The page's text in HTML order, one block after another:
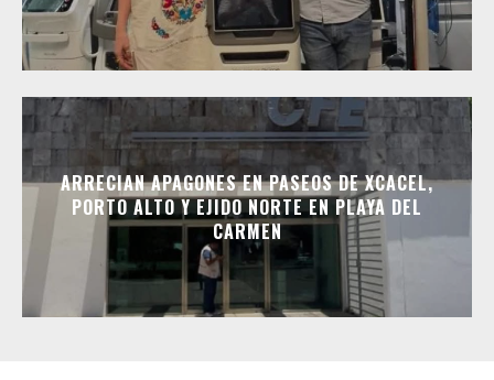
ARRECIAN APAGONES EN PASEOS DE XCACEL,
PORTO ALTO Y EJIDO NORTE EN PLAYA DEL
CARMEN